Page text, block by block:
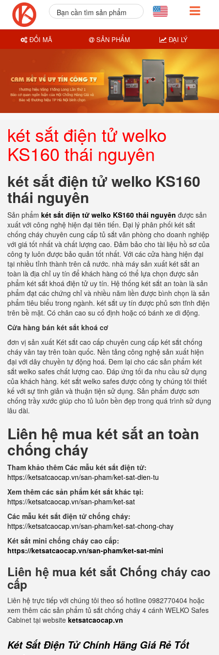
két sắt điện tử welko
KS160 thái nguyên
két sắt điện tử welko KS160
thái nguyên
Sản phẩm két sắt điện tử welko KS160 thái nguyên được sản
xuất với công nghệ hiện đại tiên tiến. Đại lý phân phối két sắt
chống cháy chuyên cung cấp tủ sắt văn phòng cho doanh nghiệp
với giá tốt nhất và chất lượng cao. Đảm bảo cho tài liệu hồ sơ của
công ty luôn được bảo quản tốt nhất. Với các cửa hàng hiện đại
tại nhiều tỉnh thành trên cả nước. nhà máy sản xuất két sắt an
toàn là địa chỉ uy tín để khách hàng có thể lựa chọn được sản
phẩm két sắt khoá điện tử uy tín. Hệ thống két sắt an toàn là sản
phẩm đạt các chứng chỉ và nhiều năm liền được bình chọn là sản
phẩm tiêu biểu trong ngành. két sắt uy tín được phủ sơn tĩnh điện
trên bề mặt. Có chân cao su cố định hoặc có bánh xe di động.
Cửa hàng bán két sắt khoá cơ
đơn vị sản xuất Két sắt cao cấp chuyên cung cấp két sắt chống
cháy vân tay trên toàn quốc. Nền tảng công nghệ sản xuất hiện
đại với dây chuyền tự động hoá. Đem lại cho các sản phẩm két
sắt welko safes chất lượng cao. Đáp ứng tối đa nhu cầu sử dụng
của khách hàng. két sắt welko safes được công ty chúng tôi thiết
kế với sự tinh giản và thuận tiện sử dụng. Sản phẩm được sơn
chống trầy xước giúp cho tủ luôn bền đẹp trong quá trình sử dụng
lâu dài.
Liên hệ mua két sắt an toàn
chống cháy
Tham khảo thêm Các mẫu két sắt điện tử:
https://ketsatcaocap.vn/san-pham/ket-sat-dien-tu
Xem thêm các sản phẩm két sắt khác tại:
https://ketsatcaocap.vn/san-pham/ket-sat
Các mẫu két sắt điện tử chống cháy:
https://ketsatcaocap.vn/san-pham/ket-sat-chong-chay
Két sắt mini chống cháy cao cấp:
https://ketsatcaocap.vn/san-pham/ket-sat-mini
Liên hệ mua két sắt Chống cháy cao
cấp
Liên hệ trực tiếp với chúng tôi theo số hotline 0982770404 hoặc
xem thêm các sản phẩm tủ sắt chống cháy 4 cánh WELKO Safes
Cabinet tại website ketsatcaocap.vn
Két Sắt Điện Tử Chính Hãng Giá Rẻ Tốt
Bạn cần tìm sản phẩm
ĐỔI MÃ SẢN PHẨM ĐẠI LÝ